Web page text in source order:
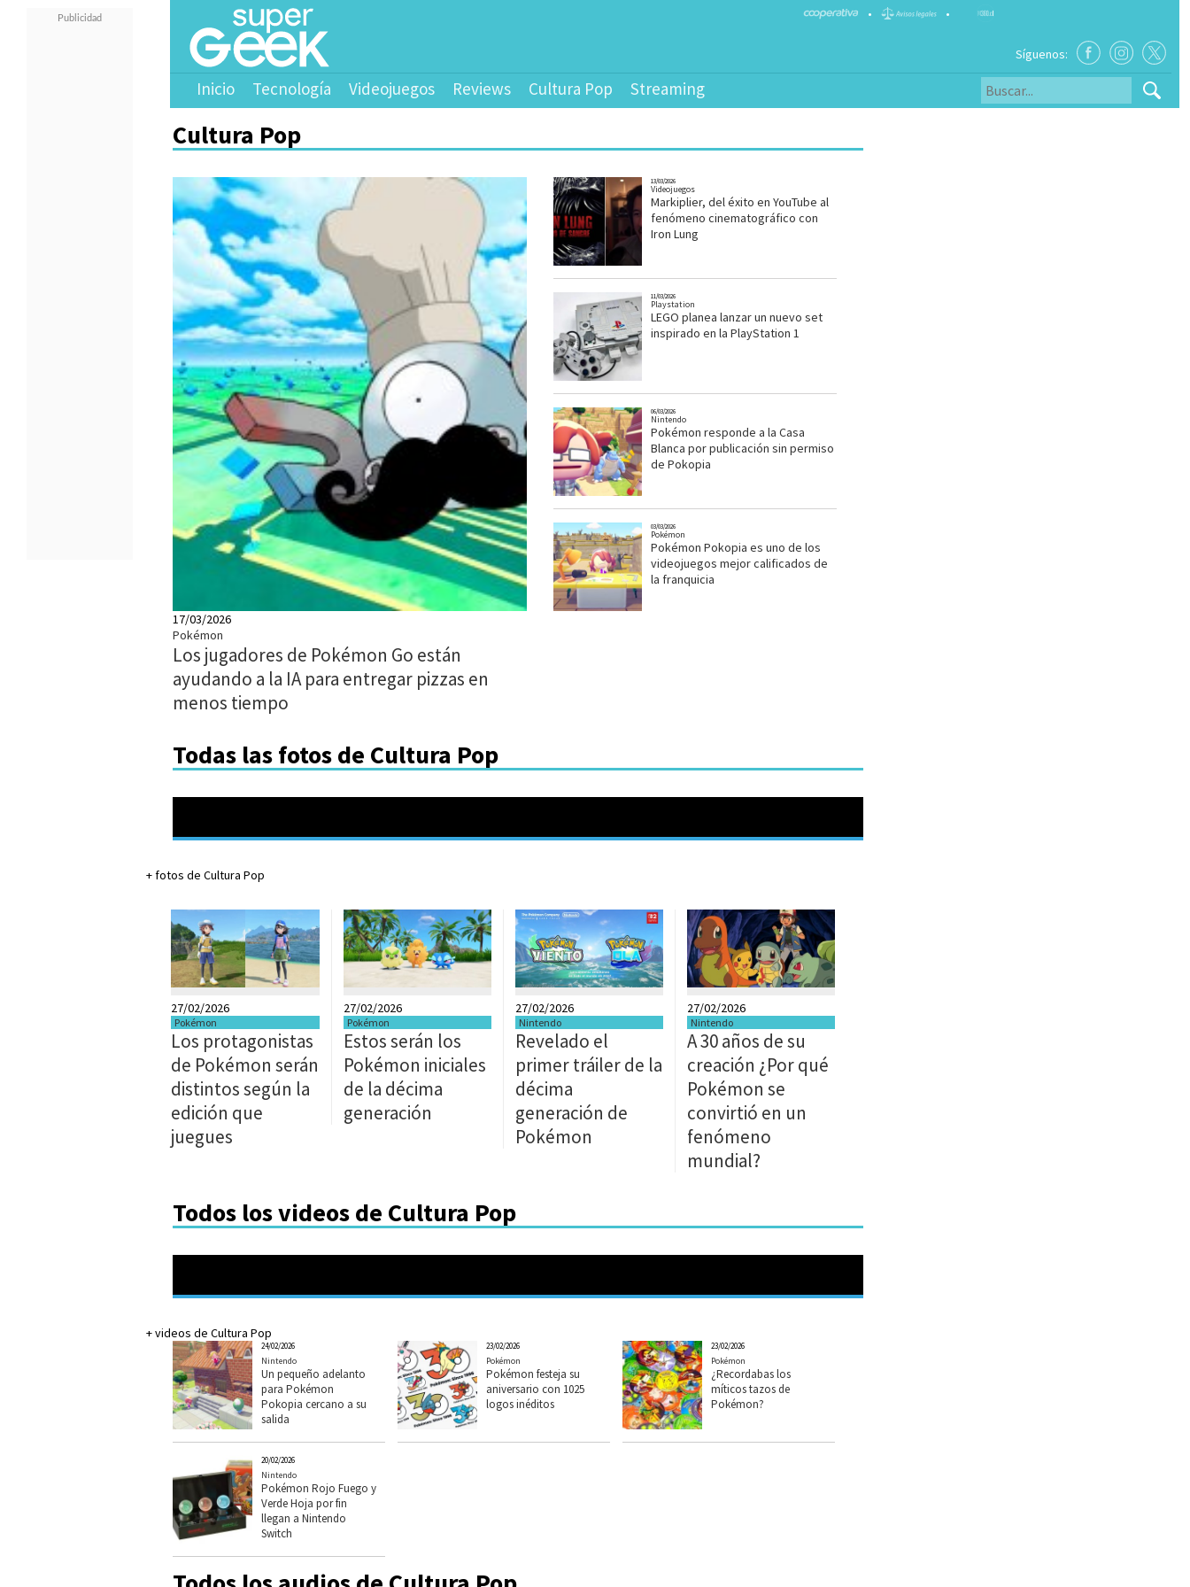
• •
Síguenos:
Inicio Tecnología Videojuegos Reviews Cultura Pop Streaming
Cultura Pop
17/03/2026
Pokémon
Los jugadores de Pokémon Go están
ayudando a la IA para entregar pizzas en
menos tiempo
13/03/2026
Videojuegos
Markiplier, del éxito en YouTube al
fenómeno cinematográfico con
Iron Lung
11/03/2026
Playstation
LEGO planea lanzar un nuevo set
inspirado en la PlayStation 1
06/03/2026
Nintendo
Pokémon responde a la Casa
Blanca por publicación sin permiso
de Pokopia
03/03/2026
Pokémon
Pokémon Pokopia es uno de los
videojuegos mejor calificados de
la franquicia
Todas las fotos de Cultura Pop
+ fotos de Cultura Pop
27/02/2026
Pokémon
Los protagonistas
de Pokémon serán
distintos según la
edición que
juegues
27/02/2026
Pokémon
Estos serán los
Pokémon iniciales
de la décima
generación
27/02/2026
Nintendo
Revelado el
primer tráiler de la
décima
generación de
Pokémon
27/02/2026
Nintendo
A 30 años de su
creación ¿Por qué
Pokémon se
convirtió en un
fenómeno
mundial?
Todos los videos de Cultura Pop
+ videos de Cultura Pop
24/02/2026
Nintendo
Un pequeño adelanto
para Pokémon
Pokopia cercano a su
salida
23/02/2026
Pokémon
Pokémon festeja su
aniversario con 1025
logos inéditos
23/02/2026
Pokémon
¿Recordabas los
míticos tazos de
Pokémon?
20/02/2026
Nintendo
Pokémon Rojo Fuego y
Verde Hoja por fin
llegan a Nintendo
Switch